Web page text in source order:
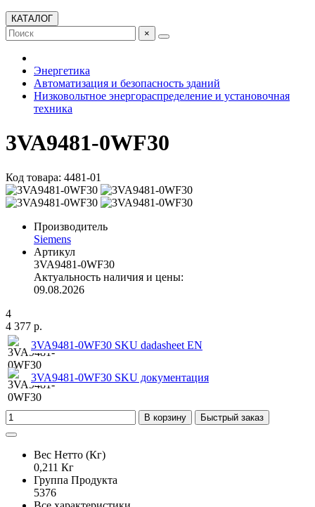
КАТАЛОГ
×
Энергетика
Автоматизация и безопасность зданий
Низковольтное энергораспределение и установочная
техника
3VA9481-0WF30
Код товара: 4481-01
Производитель
Siemens
Артикул
3VA9481-0WF30
Актуальность наличия и цены:
09.08.2026
4
4 377 р.
3VA9481-0WF30 SKU dadasheet EN
3VA9481-0WF30 SKU документация
В корзину Быстрый заказ
Вес Нетто (Кг)
0,211 Кг
Группа Продукта
5376